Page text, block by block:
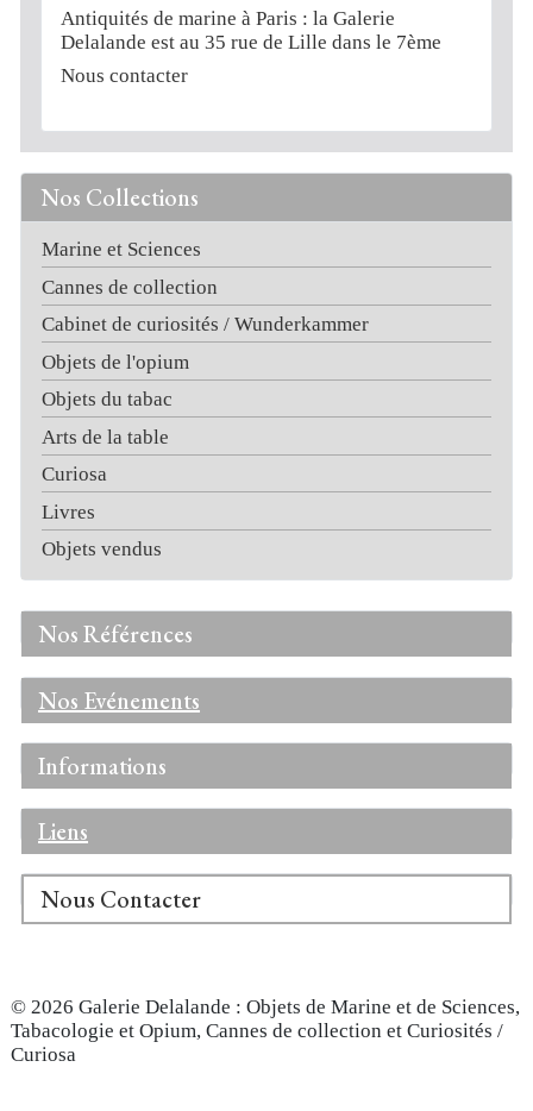
Nos Collections
Marine et Sciences
Cannes de collection
Cabinet de curiosités / Wunderkammer
Objets de l'opium
Objets du tabac
Arts de la table
Curiosa
Livres
Objets vendus
Nos Références
Nos Evénements
Informations
Liens
Nous Contacter
Antiquités de marine à Paris : la Galerie
Delalande est au 35 rue de Lille dans le 7ème
Nous contacter
© 2026 Galerie Delalande : Objets de Marine et de Sciences,
Tabacologie et Opium, Cannes de collection et Curiosités /
Curiosa